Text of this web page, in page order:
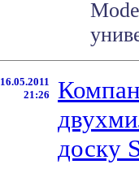
16.05.2011
21:26
доску